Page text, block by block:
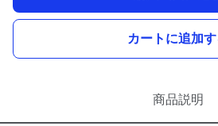
カートに追加
商品説明